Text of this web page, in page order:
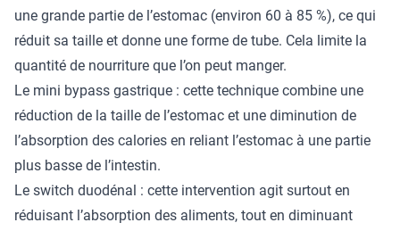
une grande partie de l’estomac (environ 60 à 85 %), ce qui
réduit sa taille et donne une forme de tube. Cela limite la
quantité de nourriture que l’on peut manger.
Le mini bypass gastrique : cette technique combine une
réduction de la taille de l’estomac et une diminution de
l’absorption des calories en reliant l’estomac à une partie
plus basse de l’intestin.
Le switch duodénal : cette intervention agit surtout en
réduisant l’absorption des aliments, tout en diminuant